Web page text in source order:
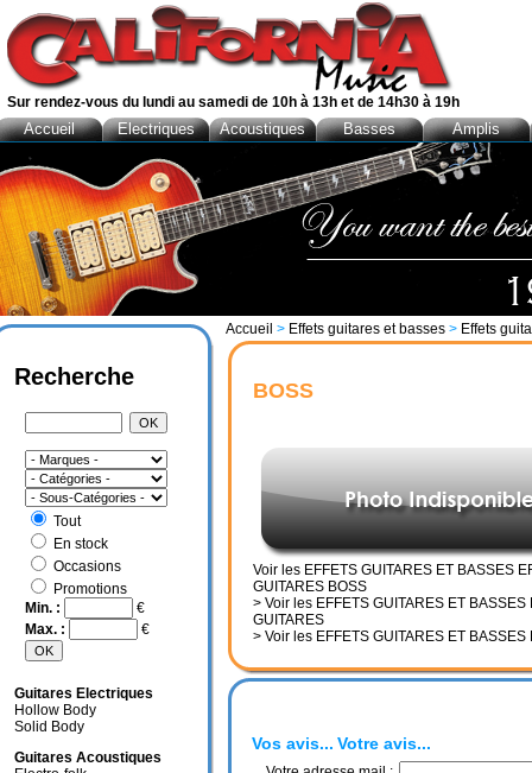
Accueil > Effets guitares et basses > Effets
BOSS
Voir les EFFETS GUITARES ET BASSES
GUITARES BOSS
> Voir les EFFETS GUITARES ET BASSES
GUITARES
> Voir les EFFETS GUITARES ET BASSES
Vos avis... Votre avis...
Recherche
Tout
En stock
Occasions
Promotions
Min. :
€
Max. :
€
Guitares Electriques
Hollow Body
Solid Body
Guitares Acoustiques
Sur rendez-vous du lundi au samedi de 10h à 13h et de 14h30 à 19h
Accueil Electriques Acoustiques Basses Amplis